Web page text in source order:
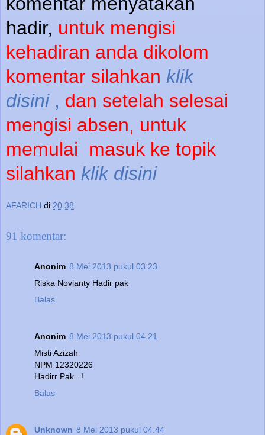
hadir, untuk mengisi
kehadiran anda dikolom
komentar silahkan klik
disini , dan setelah selesai
mengisi absen, untuk
memulai masuk ke topik
silahkan klik disini
AFARICH di 20.38
91 komentar:
Anonim 8 Mei 2013 pukul 03.23
Riska Novianty Hadir pak
Balas
Anonim 8 Mei 2013 pukul 04.21
Misti Azizah
NPM 12320226
Hadirr Pak...!
Balas
Unknown 8 Mei 2013 pukul 04.44